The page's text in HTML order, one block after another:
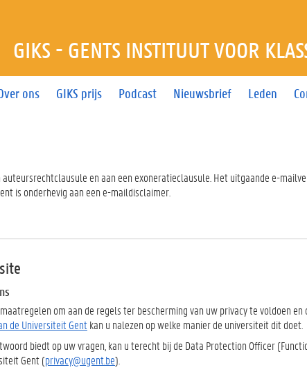
ons GIKS prijs Podcast Nieuwsbrief Leden
GIKS - GENTS INSTITUUT VOOR
en aan een exoneratieclausule. Het uitgaande e-
is onderhevig aan een e-maildisclaimer.
om aan de regels ter bescherming van uw privacy te voldoen en
de Universiteit Gentkan u nalezen op welke manier de universiteit dit doet.
biedt op uw vragen, kan u terecht bij de Data Protection Officer
Gent (privacy@ugent.be).